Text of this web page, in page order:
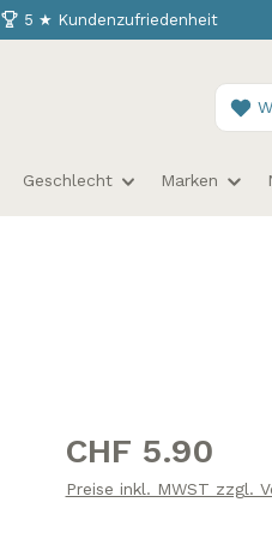
5 ★ Kundenzufriedenheit
Geschlecht Marken
Regulärer Preis:
CHF 5.90
Preise inkl. MWST zzgl.